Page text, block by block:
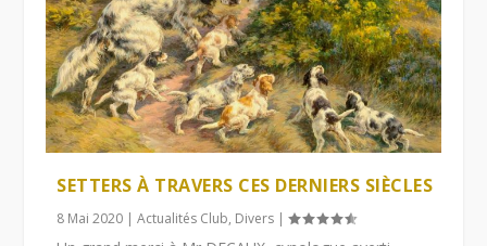
SETTERS À TRAVERS CES DERNIERS SIÈCLES
8 Mai 2020 |Actualités Club, Divers |